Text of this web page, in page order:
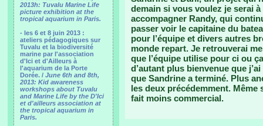
2013h: Tuvalu Marine Life
picture exhibition at the
tropical aquarium in Paris.
- les 6 et 8 juin 2013 :
ateliers pédagogiques sur
Tuvalu et la biodiversité
marine par l'association
d'Ici et d'Ailleurs à
l'aquarium de la Porte
Dorée. / June 6th and 8th,
2013: Kid awareness
workshops about Tuvalu
and Marine Life by the D'Ici
et d'ailleurs association at
the tropical aquarium in
Paris.
demain si vous voulez je serai
accompagner Randy, qui
passer voir le capitaine du
pour l’équipe et divers autres
monde repart. Je retrouverai
que l’équipe utilise pour ci ou
d’autant plus bienvenue que
que Sandrine a terminé. Plus
les deux précédemment. Même
fait moins commercial.